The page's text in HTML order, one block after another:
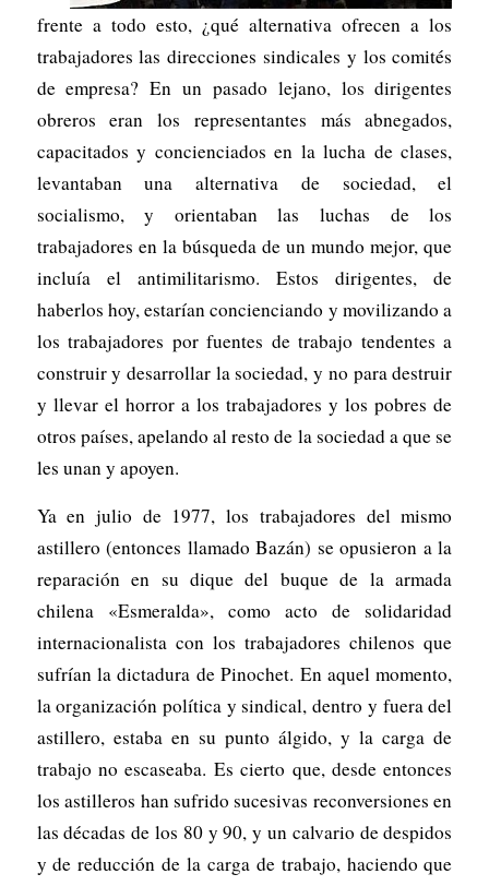
frente a todo esto, ¿qué alternativa ofrecen a los
trabajadores las direcciones sindicales y los comités
de empresa? En un pasado lejano, los dirigentes
obreros eran los representantes más abnegados,
capacitados y concienciados en la lucha de clases,
levantaban una alternativa de sociedad, el
socialismo, y orientaban las luchas de los
trabajadores en la búsqueda de un mundo mejor, que
incluía el antimilitarismo. Estos dirigentes, de
haberlos hoy, estarían concienciando y movilizando a
los trabajadores por fuentes de trabajo tendentes a
construir y desarrollar la sociedad, y no para destruir
y llevar el horror a los trabajadores y los pobres de
otros países, apelando al resto de la sociedad a que se
les unan y apoyen.
Ya en julio de 1977, los trabajadores del mismo
astillero (entonces llamado Bazán) se opusieron a la
reparación en su dique del buque de la armada
chilena «Esmeralda», como acto de solidaridad
internacionalista con los trabajadores chilenos que
sufrían la dictadura de Pinochet. En aquel momento,
la organización política y sindical, dentro y fuera del
astillero, estaba en su punto álgido, y la carga de
trabajo no escaseaba. Es cierto que, desde entonces
los astilleros han sufrido sucesivas reconversiones en
las décadas de los 80 y 90, y un calvario de despidos
y de reducción de la carga de trabajo, haciendo que